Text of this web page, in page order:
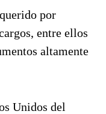
por
entre ellos
altamente
Unidos del